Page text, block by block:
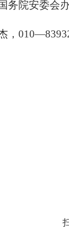
务院安委会办
，010—